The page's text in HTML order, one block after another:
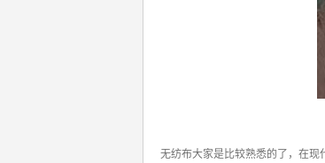
无纺布大家是比较熟悉的了，在